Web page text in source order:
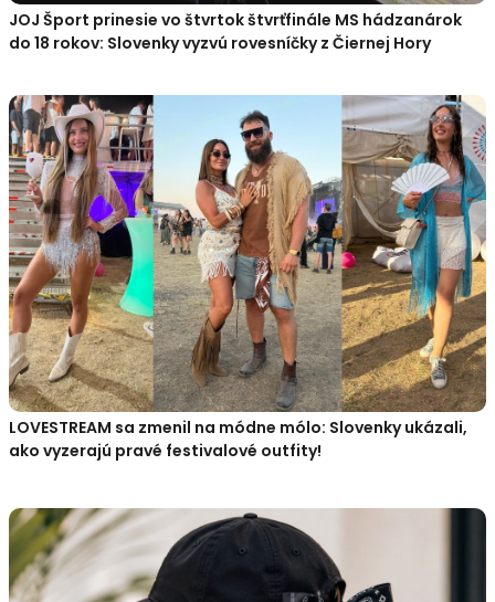
JOJ Šport prinesie vo štvrtok štvrťfinále MS hádzanárok
do 18 rokov: Slovenky vyzvú rovesníčky z Čiernej Hory
LOVESTREAM sa zmenil na módne mólo: Slovenky ukázali,
ako vyzerajú pravé festivalové outfity!